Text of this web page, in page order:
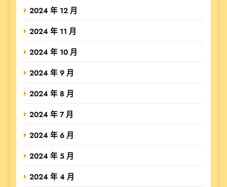
2024 年 12 月
2024 年 11 月
2024 年 10 月
2024 年 9 月
2024 年 8 月
2024 年 7 月
2024 年 6 月
2024 年 5 月
2024 年 4 月